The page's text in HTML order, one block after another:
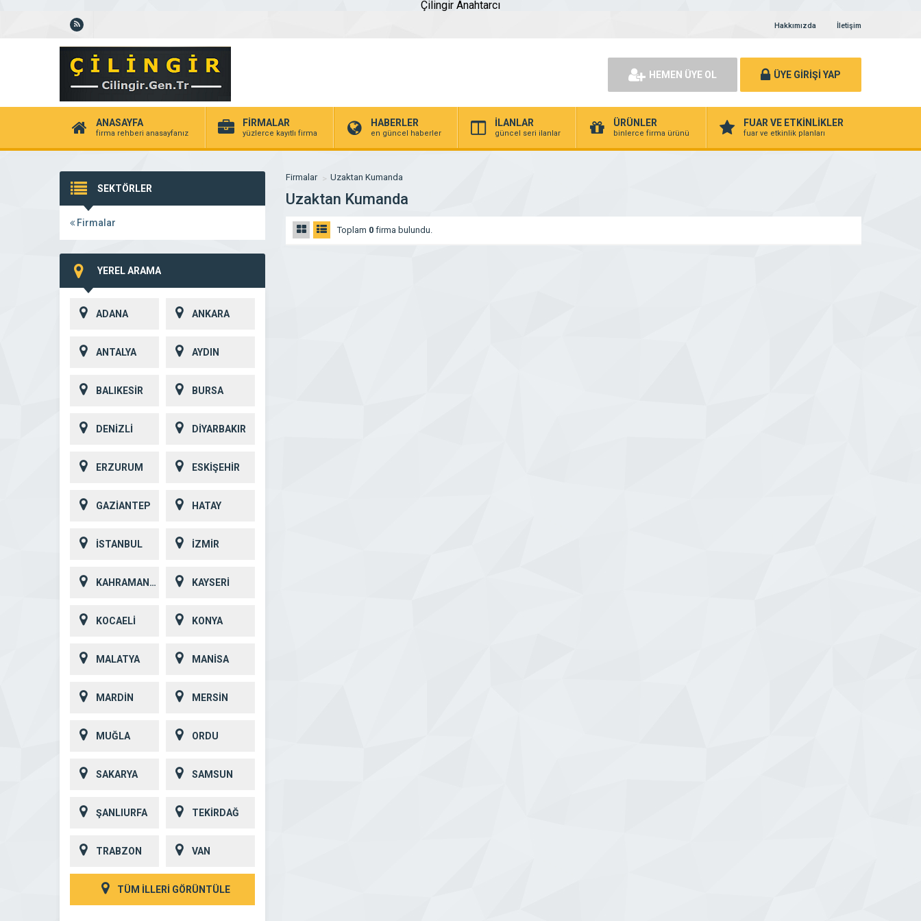
Çilingir Anahtarcı
Hakkımızda İletişim
HEMEN ÜYE OL ÜYE GİRİŞİ YAP
ANASAYFA
firma rehberi anasayfanız
FİRMALAR
yüzlerce kayıtlı firma
HABERLER
en güncel haberler
İLANLAR
güncel seri ilanlar
ÜRÜNLER
binlerce firma ürünü
FUAR VE ETKİNLİKLER
fuar ve etkinlik planları
SEKTÖRLER
Firmalar
YEREL ARAMA
ADANA ANKARA
ANTALYA AYDIN
BALIKESİR BURSA
DENİZLİ DİYARBAKIR
ERZURUM ESKİŞEHİR
GAZİANTEP HATAY
İSTANBUL İZMİR
KAHRAMANMARAŞ KAYSERİ
KOCAELİ KONYA
MALATYA MANİSA
MARDİN MERSİN
MUĞLA ORDU
SAKARYA SAMSUN
ŞANLIURFA TEKİRDAĞ
TRABZON VAN
TÜM İLLERİ GÖRÜNTÜLE
Firmalar Uzaktan Kumanda
Uzaktan Kumanda
Toplam 0 firma bulundu.